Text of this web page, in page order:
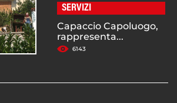
SERVIZI
Capaccio Capoluogo,
rappresenta...
6143